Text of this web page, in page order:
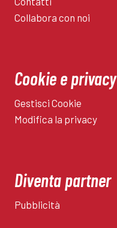
Collabora con noi
Cookie e privacy
Gestisci Cookie
Modifica la privacy
Diventa partner
Pubblicità